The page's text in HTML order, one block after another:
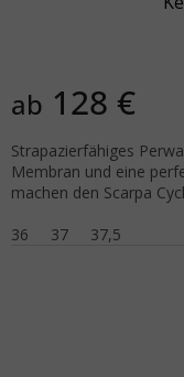
ab 128 €
Strapazierfähiges
Membran und eine
machen den Scarpa
36
37 37,5